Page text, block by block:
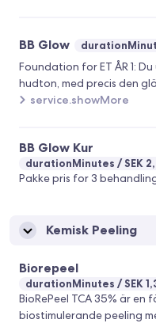
BB Glow
Foundation for ET ÅR 1: Du uppnår en jämn och enhetlig
hudton, med precis den glöd
Glow kan jag markant
service.showMore
BB Glow Kur
durationMinutes SEK
Pakke pris for 3
Kemisk Peeling
Biorepeel
durationMinutes SEK
BioRePeel TCA 35% är en
biostimulerande peeling